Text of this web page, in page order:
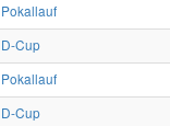
Pokallauf
D-Cup
Pokallauf
D-Cup